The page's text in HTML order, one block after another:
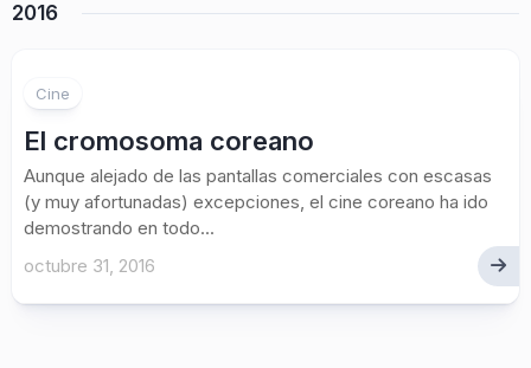
2016
Cine
El cromosoma coreano
Aunque alejado de las pantallas comerciales con escasas
(y muy afortunadas) excepciones, el cine coreano ha ido
demostrando en todo...
octubre 31, 2016